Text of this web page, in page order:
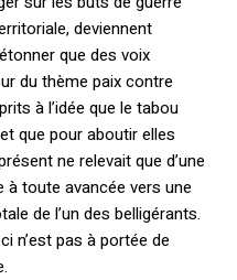
deviennent
que des voix
du thème paix contre
à l’idée que le tabou
que pour aboutir elles
ne relevait que d’une
toute avancée vers une
de l’un des belligérants.
n’est pas à portée de